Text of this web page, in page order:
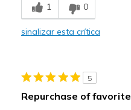
Durable
1 0
sinalizar esta crítica
5
Repurchase of favorite